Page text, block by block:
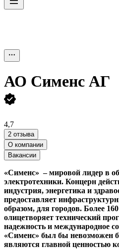
АО Сименс АГ
4,7
2 отзыва
О компании
Вакансии
«Сименс» – мировой лидер в
электротехники. Концерн
индустрия, энергетика и
предоставляет
образом, для городов. Более
олицетворяет технический
надежность и международное
«Сименс» был бы невозможен
являются главной ценностью